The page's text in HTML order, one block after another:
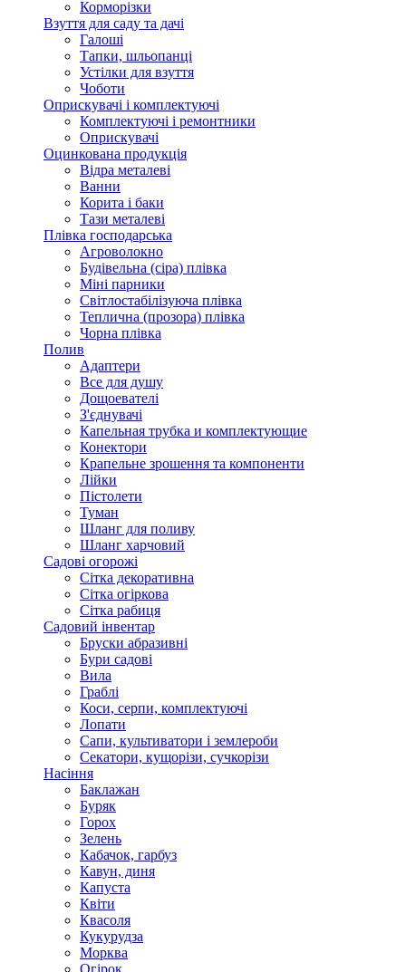
Корморізки
Взуття для саду та дачі
Галоші
Тапки, шльопанці
Устілки для взуття
Чоботи
Оприскувачі і комплектуючі
Комплектуючі і ремонтники
Оприскувачі
Оцинкована продукція
Відра металеві
Ванни
Корита і баки
Тази металеві
Плівка господарська
Агроволокно
Будівельна (сіра) плівка
Міні парники
Світлостабілізуюча плівка
Теплична (прозора) плівка
Чорна плівка
Полив
Адаптери
Все для душу
Дощоевателі
З'єднувачі
Капельная трубка и комплектующие
Конектори
Крапельне зрошення та компоненти
Лійки
Пістолети
Туман
Шланг для поливу
Шланг харчовий
Садові огорожі
Сітка декоративна
Сітка огіркова
Сітка рабиця
Садовий інвентар
Бруски абразивні
Бури садові
Вила
Граблі
Коси, серпи, комплектуючі
Лопати
Сапи, культиватори і землероби
Секатори, кущорізи, сучкорізи
Насіння
Баклажан
Буряк
Горох
Зелень
Кабачок, гарбуз
Кавун, диня
Капуста
Квіти
Квасоля
Кукурудза
Морква
Огірок